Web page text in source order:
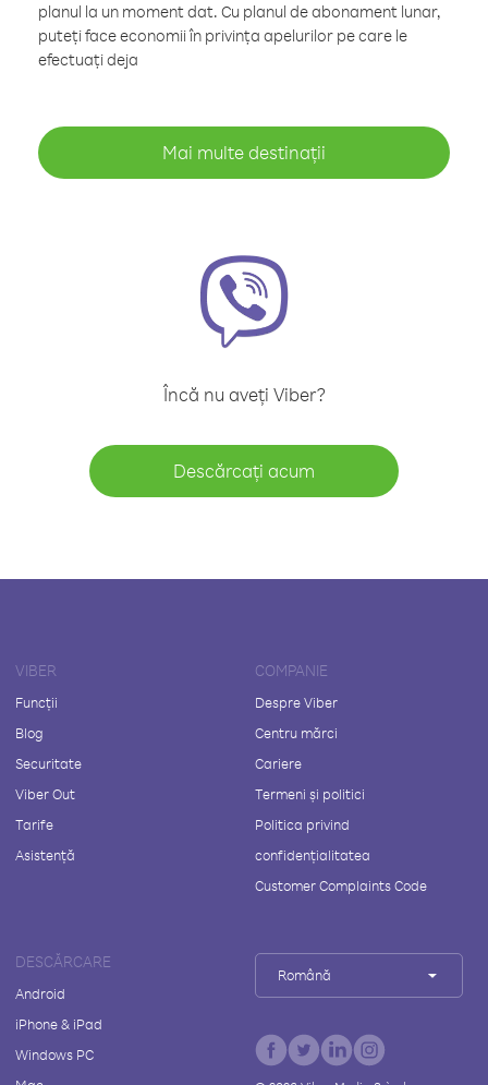
planul la un moment dat. Cu planul de abonament lunar,
puteți face economii în privința apelurilor pe care le
efectuați deja
Mai multe destinații
Încă nu aveți Viber?
Descărcați acum
VIBER
Funcții
Blog
Securitate
Viber Out
Tarife
Asistență
COMPANIE
Despre Viber
Centru mărci
Cariere
Termeni și politici
Politica privind
confidențialitatea
Customer Complaints Code
DESCĂRCARE
Android
iPhone & iPad
Windows PC
Română